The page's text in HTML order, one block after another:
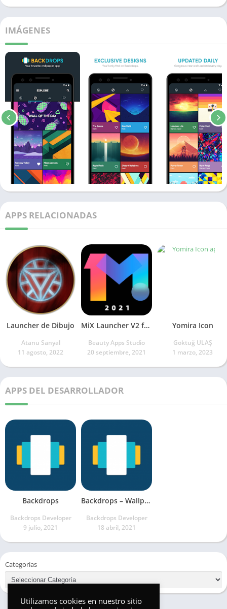
IMÁGENES
APPS RELACIONADAS
Launcher de Dibujo
Atanu Sanyal
11 agosto, 2022
MiX Launcher V2 for Mi Launcher
Beauty Apps Studio
20 septiembre, 2021
Yomira Icon
Göktuğ ULAŞ
1 marzo, 2023
APPS DEL DESARROLLADOR
Backdrops
Backdrops Developer
9 julio, 2021
Backdrops – Wallpapers
Backdrops Developer
18 abril, 2021
Categorías
Utilizamos cookies en nuestro sitio